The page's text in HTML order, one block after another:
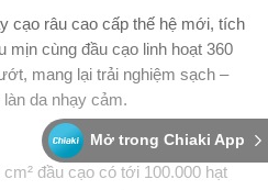
Mở trong Chiaki App
cạo râu cao cấp thế hệ mới, tích
mịn cùng đầu cạo linh hoạt 360
mang lại trải nghiệm sạch –
da nhạy cảm.
cm² đầu cạo có tới 100.000 hạt